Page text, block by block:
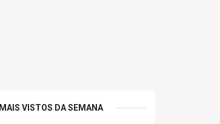
MAIS VISTOS DA SEMANA